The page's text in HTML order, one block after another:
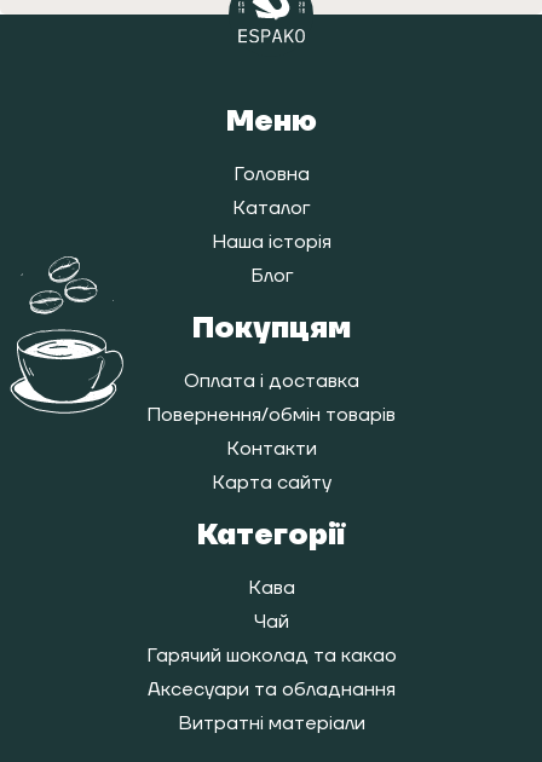
Меню
Головна
Каталог
Наша історія
Блог
Покупцям
Оплата і доставка
Повернення/обмін товарів
Контакти
Карта сайту
Категорії
Кава
Чай
Гарячий шоколад та какао
Аксесуари та обладнання
Витратні матеріали